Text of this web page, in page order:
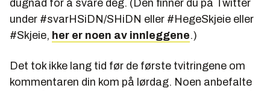
dugnad for å svare deg. (Den finner du på Twitter
under #svarHSiDN/SHiDN eller #HegeSkjeie eller
#Skjeie, her er noen av innleggene.)
Det tok ikke lang tid før de første tvitringene om
kommentaren din kom på lørdag. Noen anbefalte